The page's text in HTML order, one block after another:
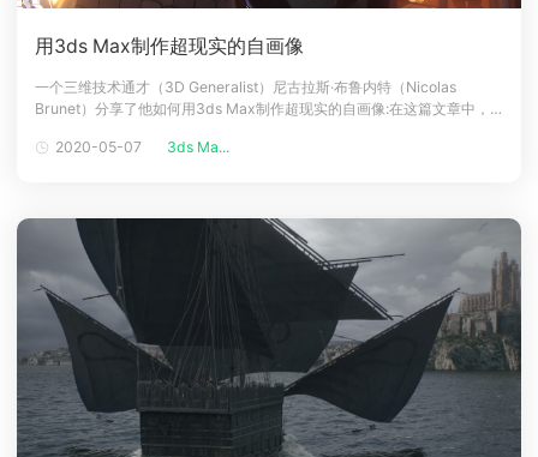
用3ds Max制作超现实的自画像
一个三维技术通才（3D Generalist）尼古拉斯·布鲁内特（Nicolas
Brunet）分享了他如何用3ds Max制作超现实的自画像:在这篇文章中，
渲染。步骤01：起源如果你看到我以往的任何项目，那么你可能知道我来
2020-05-07 3ds Ma...